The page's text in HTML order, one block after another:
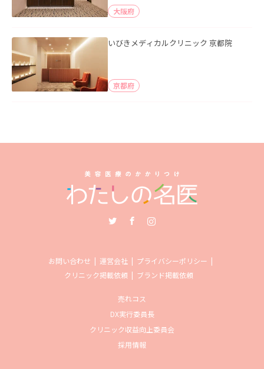
大阪府
いびきメディカルクリニック 京都院
京都府
お問い合わせ 運営会社
プライバシーポリシー
クリニック掲載依頼
ブランド掲載依頼
売れコス
DX実行委員長
クリニック収益向上委員会
採用情報